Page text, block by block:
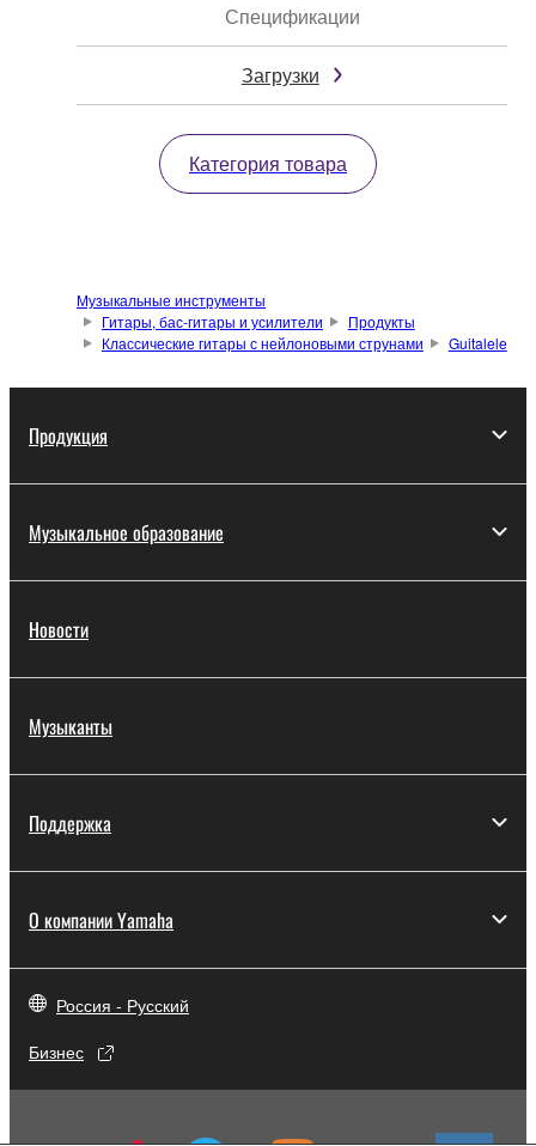
Спецификации
Загрузки
Категория товара
Музыкальные инструменты
Гитары, бас-гитары и усилители
Продукты
Классические гитары с нейлоновыми струнами
Guitalele
Продукция
Музыкальное образование
Новости
Музыканты
Поддержка
О компании Yamaha
Россия - Русский
Бизнес